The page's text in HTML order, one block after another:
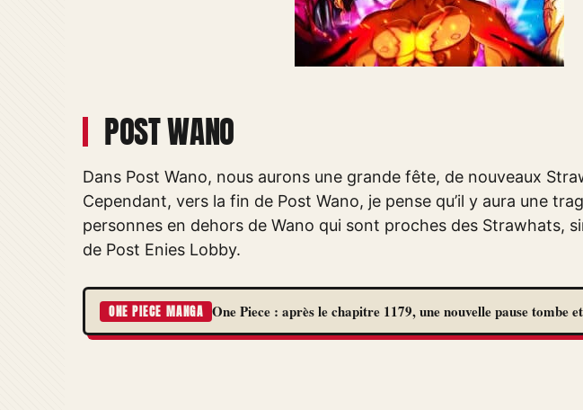
POST WANO
Dans Post Wano, nous aurons une grande fête, de nouveaux
Cependant, vers la fin de Post Wano, je pense qu’il y aura une
personnes en dehors de Wano qui sont proches des Strawhats,
de Post Enies Lobby.
ONE PIECE MANGA One Piece : après le chapitre 1179, une nouvelle pause tombe